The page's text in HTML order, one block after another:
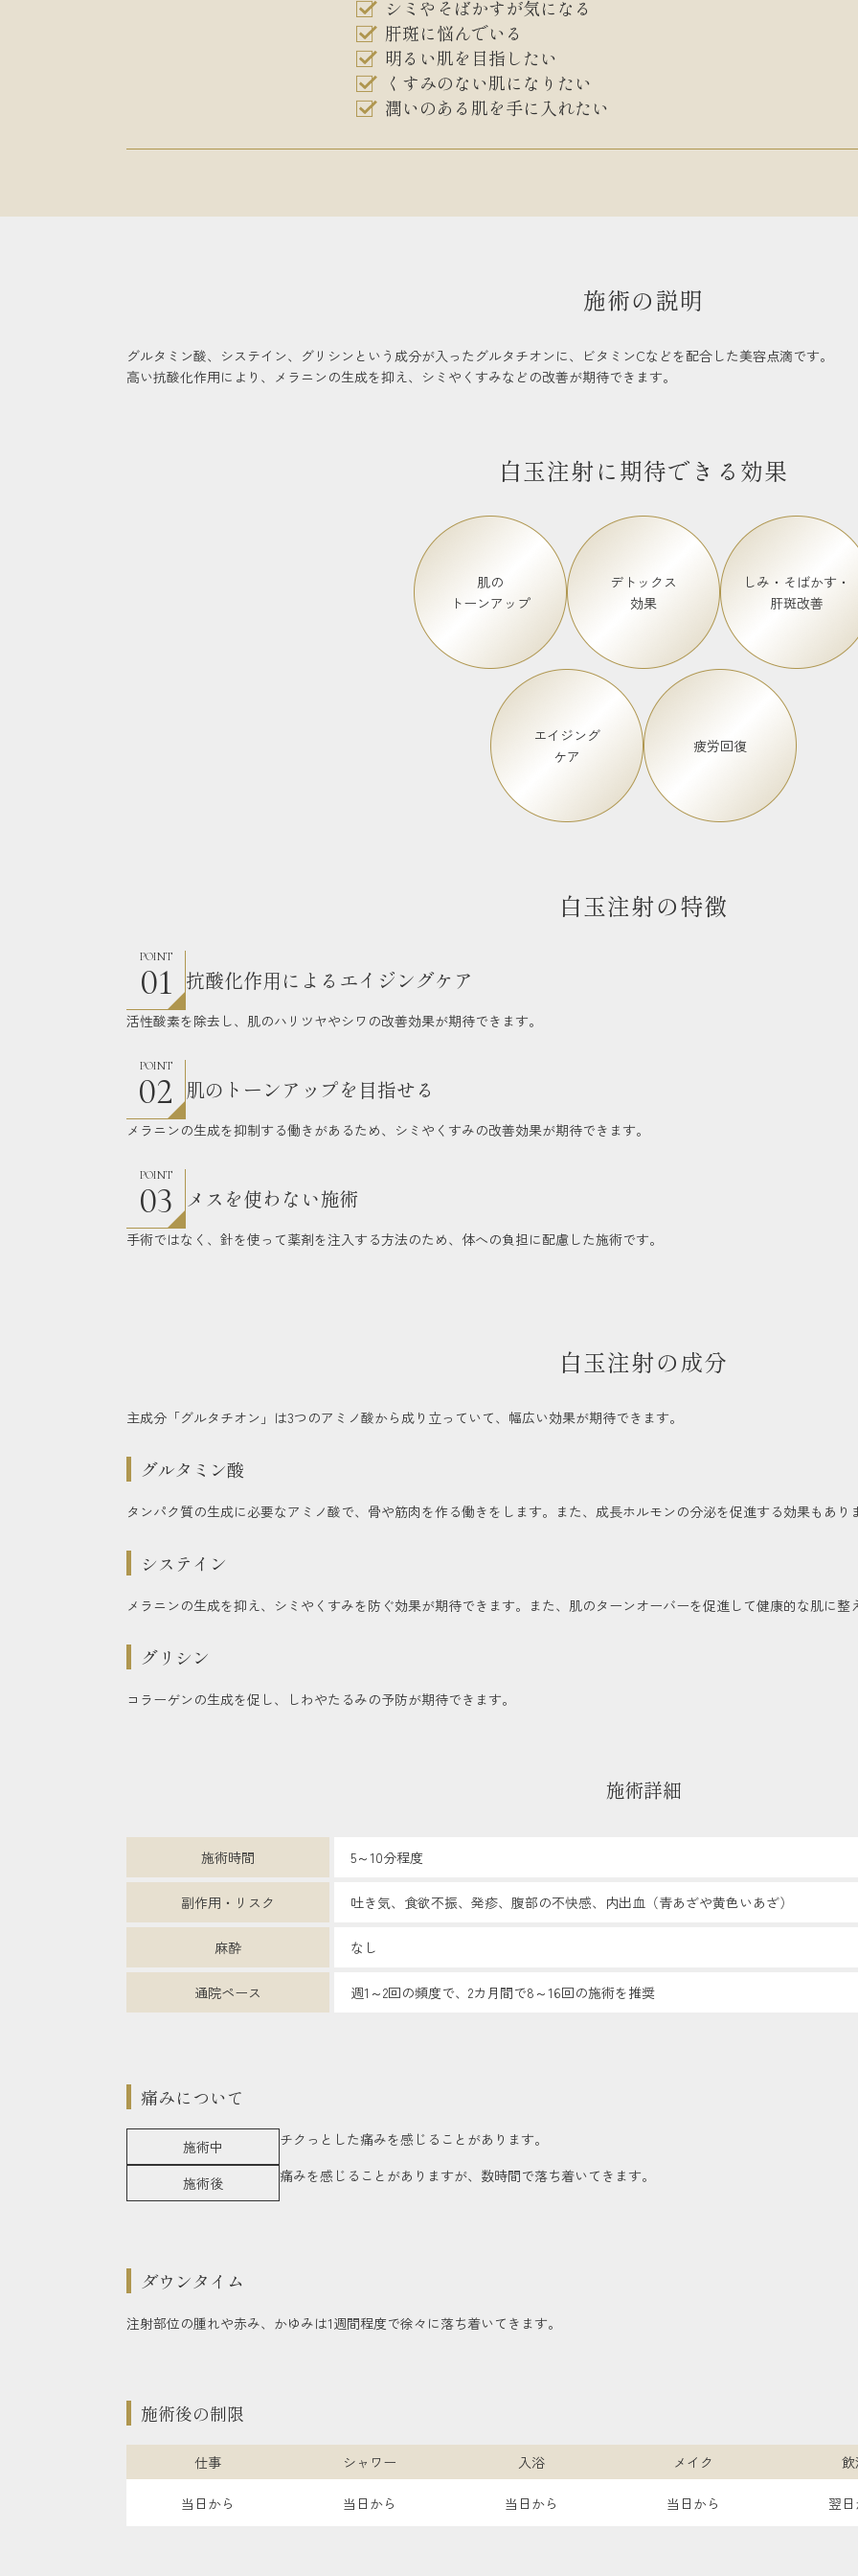
シミやそばかすが気になる
肝斑に悩んでいる
明るい肌を目指したい
くすみのない肌になりたい
潤いのある肌を手に入れたい
施術の説明
グルタミン酸、システイン、グリシンという成分が入ったグルタチオンに、ビタミンCなどを配合した美容点滴です。
高い抗酸化作用により、メラニンの生成を抑え、シミやくすみなどの改善が期待できます。
白玉注射に期待できる効果
肌の
トーンアップ
デトックス
効果
しみ・そばかす・
肝斑改善
エイジング
ケア
疲労回復
白玉注射の特徴
POINT
01 抗酸化作用によるエイジングケア
活性酸素を除去し、肌のハリツヤやシワの改善効果が期待できます。
POINT
02 肌のトーンアップを目指せる
メラニンの生成を抑制する働きがあるため、シミやくすみの改善効果が期待できます。
POINT
03 メスを使わない施術
手術ではなく、針を使って薬剤を注入する方法のため、体への負担に配慮した施術です。
白玉注射の成分
主成分「グルタチオン」は3つのアミノ酸から成り立っていて、幅広い効果が期待できます。
グルタミン酸
タンパク質の生成に必要なアミノ酸で、骨や筋肉を作る働きをします。また、成長ホルモンの分泌を促進する効果もあり
システイン
メラニンの生成を抑え、シミやくすみを防ぐ効果が期待できます。また、肌のターンオーバーを促進して健康的な肌に整
グリシン
コラーゲンの生成を促し、しわやたるみの予防が期待できます。
施術詳細
施術時間 5～10分程度
副作用・リスク 吐き気、食欲不振、発疹、腹部の不快感、内出血（青あざや黄色いあざ）
麻酔 なし
通院ペース 週1～2回の頻度で、2カ月間で8～16回の施術を推奨
痛みについて
施術中 チクっとした痛みを感じることがあります。
施術後 痛みを感じることがありますが、数時間で落ち着いてきます。
ダウンタイム
注射部位の腫れや赤み、かゆみは1週間程度で徐々に落ち着いてきます。
施術後の制限
仕事
当日から
シャワー
当日から
入浴
当日から
メイク
当日から
飲
翌日